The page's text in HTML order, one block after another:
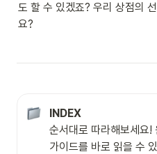
도 할 수 있겠죠? 우리 상점의
요?
INDEX
순서대로 따라해보세요!
가이드를 바로 읽을 수